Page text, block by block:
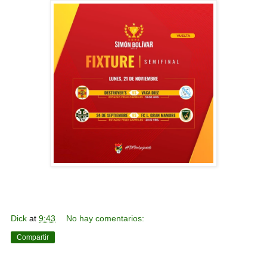
Dick at 9:43 No hay comentarios:
Compartir